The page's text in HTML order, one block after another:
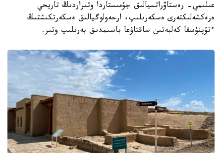
عىلىمي- رەستاۆراتسيالىق جۇمىستاردا وتىراردىڭ تاريحي
ەرەكشەلىكتەرى ەسكەرىلىپ، ارحەولوگيالىق ەسكەرتكىشتىڭ
ءتۇپنۇسقا كەلبەتىن ساقتاۋعا باسىمدىق بەرىلىپ وتىر.